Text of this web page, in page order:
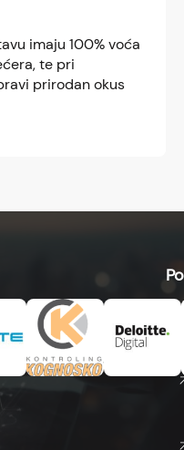
imaju 100% voća
te pri
prirodan okus